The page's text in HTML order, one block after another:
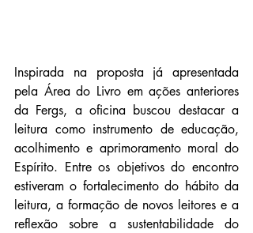
Inspirada na proposta já apresentada
pela Área do Livro em ações anteriores
da Fergs, a oficina buscou destacar a
leitura como instrumento de educação,
acolhimento e aprimoramento moral do
Espírito. Entre os objetivos do encontro
estiveram o fortalecimento do hábito da
leitura, a formação de novos leitores e a
reflexão sobre a sustentabilidade do